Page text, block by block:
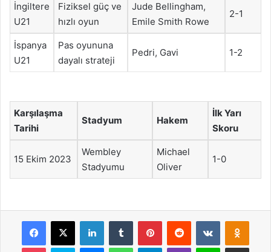
İngiltere
U21
Fiziksel güç ve
hızlı oyun
Jude Bellingham,
Emile Smith Rowe
2-1
İspanya
U21
Pas oyununa
dayalı strateji
Pedri, Gavi 1-2
Karşılaşma
Tarihi
Stadyum Hakem
İlk Yarı
Skoru
15 Ekim 2023
Wembley
Stadyumu
Michael
Oliver
1-0
Facebook
X LinkedInTumblr PinterestReddit VKontakte
Pocket Skype MessengerWhatsAppTelegramViber Line E-Posta ile